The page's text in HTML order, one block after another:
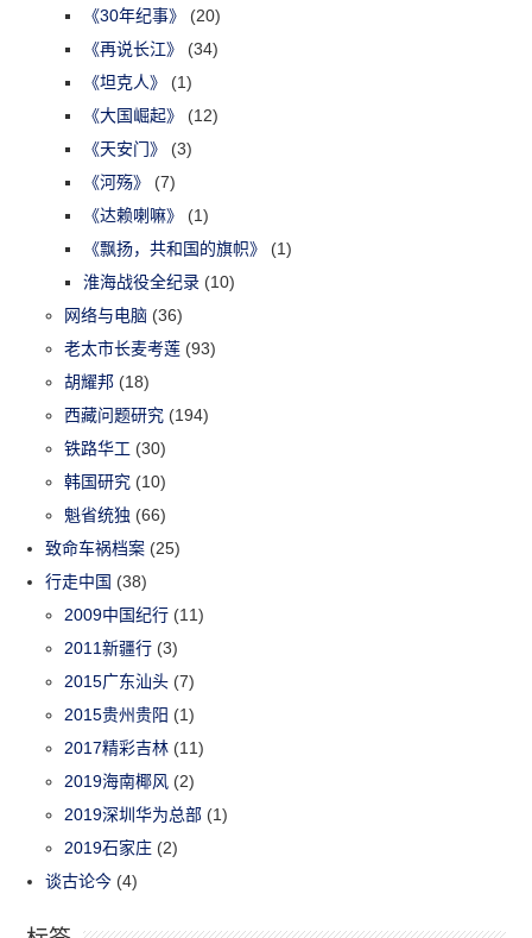
《30年纪事》
(20)
《再说长江》
(34)
《坦克人》
(1)
《大国崛起》
(12)
《天安门》
(3)
《河殇》
(7)
《达赖喇嘛》
(1)
《飘扬，共和国的旗帜》
(1)
淮海战役全纪录 (10)
网络与电脑 (36)
老太市长麦考莲 (93)
胡耀邦 (18)
西藏问题研究 (194)
铁路华工 (30)
韩国研究 (10)
魁省统独 (66)
致命车祸档案 (25)
行走中国 (38)
2009中国纪行 (11)
2011新疆行 (3)
2015广东汕头 (7)
2015贵州贵阳 (1)
2017精彩吉林 (11)
2019海南椰风 (2)
2019深圳华为总部 (1)
2019石家庄 (2)
谈古论今 (4)